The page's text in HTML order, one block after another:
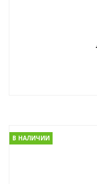
В НАЛИЧИИ